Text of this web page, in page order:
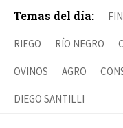
Temas del día:
RIEGO RÍO NEGRO
OVINOS AGRO
DIEGO SANTILLI